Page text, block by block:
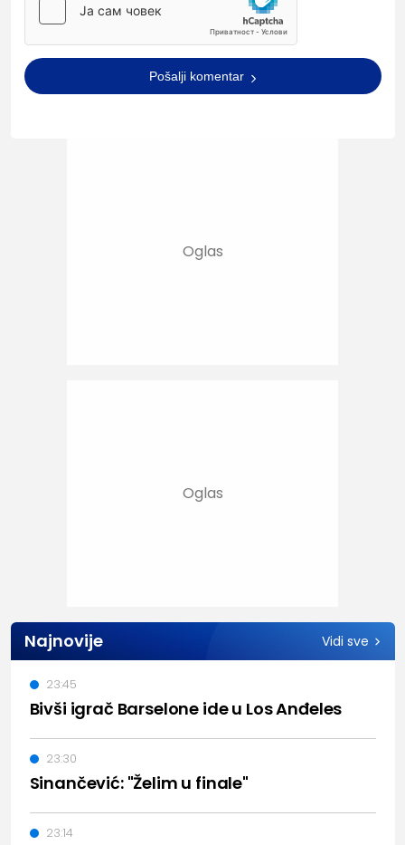
Pošalji komentar
Najnovije Vidi sve
Bivši igrač Barselone ide u Los Anđeles
23:45
Sinančević: "Želim u finale"
23:30
23:14